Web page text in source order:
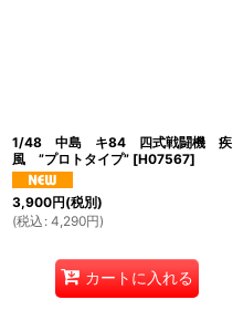
1/48 中島 キ84 四式戦闘機 疾
風 ”プロトタイプ” [H07567]
3,900円(税別)
(税込 : 4,290円)
カートに入れる